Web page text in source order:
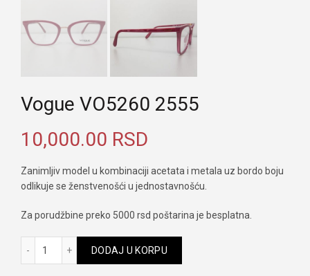
Vogue VO5260 2555
10,000.00 RSD
Zanimljiv model u kombinaciji acetata i metala uz bordo boju
odlikuje se ženstvenošći u jednostavnošću.
Za porudžbine preko 5000 rsd poštarina je besplatna.
Vogue VO5260 2555 količina
DODAJ U KORPU